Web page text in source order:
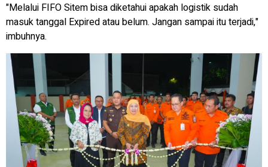
"Melalui FIFO Sitem bisa diketahui apakah logistik sudah
masuk tanggal Expired atau belum. Jangan sampai itu terjadi,"
imbuhnya.